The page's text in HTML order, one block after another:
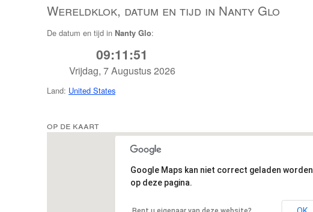
Wereldklok, datum en tijd in Nanty Glo
De datum en tijd in Nanty Glo:
09:11:52
Vrijdag, 7 Augustus 2026
Land: United States
op de kaart
Google Maps kan niet correct geladen worden
op deze pagina.